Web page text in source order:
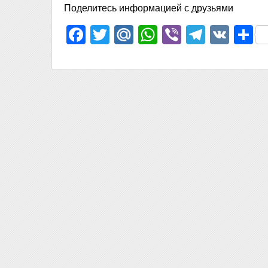
Поделитесь информацией с друзьями
Facebook
TwitterMail.Ru
WhatsApp
Viber VK